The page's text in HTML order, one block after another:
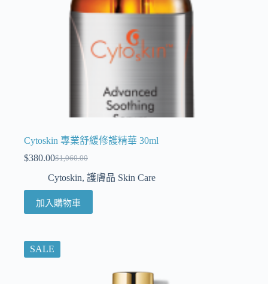
Cytoskin 專業舒緩修護精華 30ml
$1,060.00
$380.00
Cytoskin, 護膚品 Skin Care
加入購物車
SALE